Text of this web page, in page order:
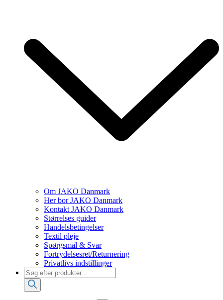
Om JAKO Danmark
Her bor JAKO Danmark
Kontakt JAKO Danmark
Størrelses guider
Handelsbetingelser
Textil pleje
Spørgsmål & Svar
Fortrydelsesret/Returnering
Privatlivs indstillinger
Products
search